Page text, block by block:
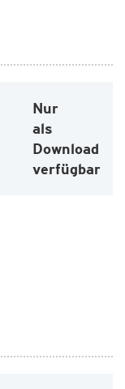
Nur
als
Download
verfügbar